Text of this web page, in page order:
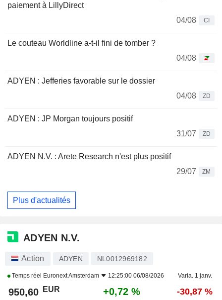
paiement à LillyDirect
04/08
CI
Le couteau Worldline a-t-il fini de tomber ?
04/08
ADYEN : Jefferies favorable sur le dossier
04/08
ZD
ADYEN : JP Morgan toujours positif
31/07
ZD
ADYEN N.V. : Arete Research n'est plus positif
29/07
ZM
Plus d'actualités
ADYEN N.V.
Action ADYEN NL0012969182
Temps réel Euronext Amsterdam 12:25:00 06/08/2026 Varia. 1 janv.
950,60 EUR +0,72 % -30,87 %